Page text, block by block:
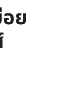
ย